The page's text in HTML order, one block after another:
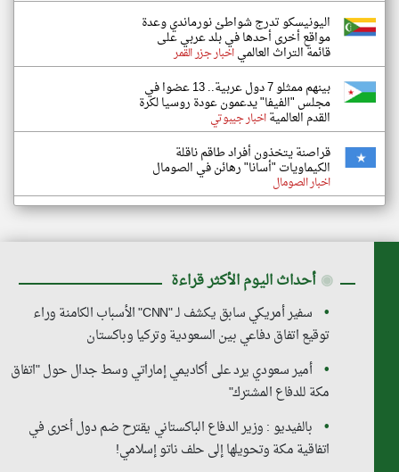
اليونيسكو تدرج شواطئ نورماندي وعدة
مواقع أخرى أحدها في بلد عربي على
قائمة التراث العالمياخبار جزر القمر
بينهم ممثلو 7 دول عربية.. 13 عضوا في
مجلس "الفيفا" يدعمون عودة روسيا لكرة
القدم العالميةاخبار جيبوتي
قراصنة يتخذون أفراد طاقم ناقلة
الكيماويات "أسانا" رهائن في الصومال
اخبار الصومال
◉ أحداث اليوم الأكثر قراءة
سفير أمريكي سابق يكشف لـ "CNN" الأسباب الكامنة وراء
توقيع اتفاق دفاعي بين السعودية وتركيا وباكستان
أمير سعودي يرد على أكاديمي إماراتي وسط جدال حول "اتفاق
مكة للدفاع المشترك"
بالفيديو : وزير الدفاع الباكستاني يقترح ضم دول أخرى في
اتفاقية مكة وتحويلها إلى حلف ناتو إسلامي!